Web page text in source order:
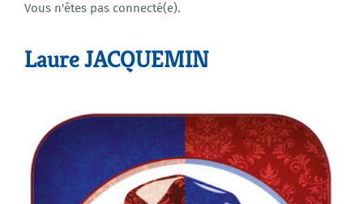
Agenda
Vous n'êtes pas connecté(e).
Laure JACQUEMIN